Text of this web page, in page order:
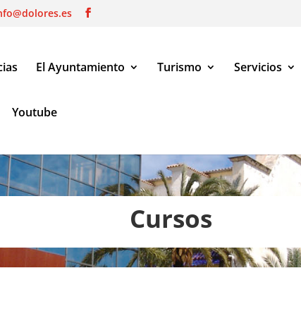
El Ayuntamiento Turismo Servicios
Youtube
Cursos